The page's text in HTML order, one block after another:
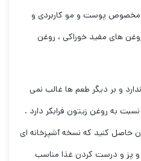
مخصوص پوست و مو کاربردی و
می باشد . یکی دیگر از ۱۲ روغن های مفید خوراکی ، روغن
و بر دیگر طعم ها غالب نمی
به روغن زیتون فرابکر دارد .
حاصل کنید که نسخه آشپزخانه ای
و پز و درست کردن غذا مناسب